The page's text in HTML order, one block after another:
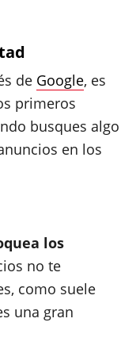
de Google, es
primeros
busques algo
en los
los
no te
como suele
una gran